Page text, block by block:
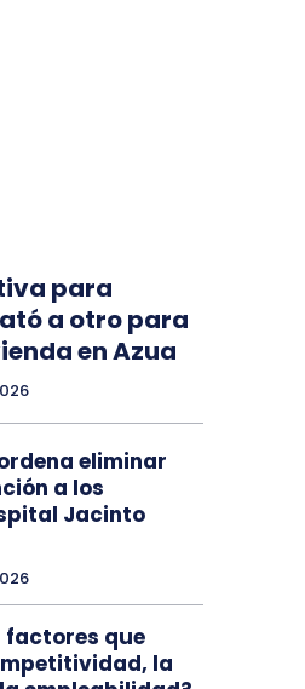
para
a otro para
en Azua
eliminar
a los
Jacinto
factores que
la